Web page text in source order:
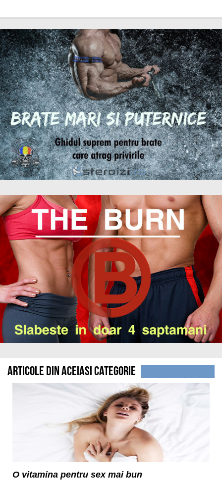
Articole din aceiasi categorie
O vitamina pentru sex mai bun